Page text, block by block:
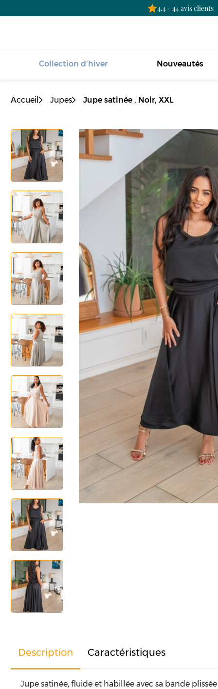
4.4 - 44 avis clients
Collection d'hiver Nouveautés
Accueil Jupes Jupe satinée , Noir, XXL
Description Caractéristiques
Jupe satinée, fluide et habillée avec sa bande